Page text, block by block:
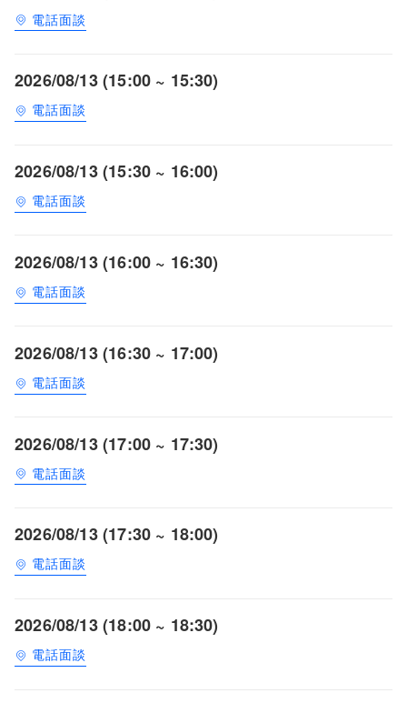
電話面談
2026/08/13 (15:00 ~ 15:30)
電話面談
2026/08/13 (15:30 ~ 16:00)
電話面談
2026/08/13 (16:00 ~ 16:30)
電話面談
2026/08/13 (16:30 ~ 17:00)
電話面談
2026/08/13 (17:00 ~ 17:30)
電話面談
2026/08/13 (17:30 ~ 18:00)
電話面談
2026/08/13 (18:00 ~ 18:30)
電話面談